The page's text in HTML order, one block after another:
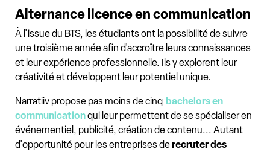
Alternance licence en communication
À l'issue du BTS, les étudiants ont la possibilité de suivre
une troisième année afin d'accroître leurs connaissances
et leur expérience professionnelle. Ils y explorent leur
créativité et développent leur potentiel unique.
Narratiiv propose pas moins de cinq bachelors en
communicationqui leur permettent de se spécialiser en
événementiel, publicité, création de contenu... Autant
d'opportunité pour les entreprises derecruter des